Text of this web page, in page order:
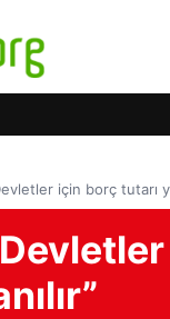
için borç tutarı